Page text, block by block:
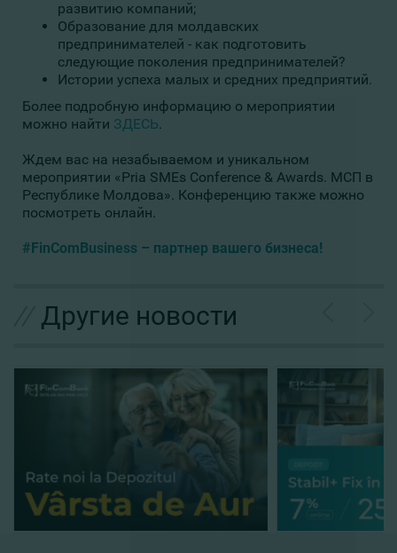
развитию компаний;
Образование для молдавских
предпринимателей - как подготовить
следующие поколения предпринимателей?
Истории успеха малых и средних предприятий.
Более подробную информацию о мероприятии
можно найти ЗДЕСЬ.
Ждем вас на незабываемом и уникальном
мероприятии «Pria SMEs Conference & Awards. МСП в
Республике Молдова». Конференцию также можно
посмотреть онлайн.
#FinComBusiness – партнер вашего бизнеса!
Другие новости